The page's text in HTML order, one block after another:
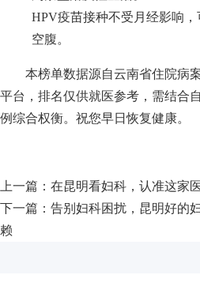
HPV疫苗接种不受月经影响
空腹。
本榜单数据源自云南省住院病
平台，排名仅供就医参考，需结合
例综合权衡。祝您早日恢复健康。
上一篇： 在昆明看妇科，认准这家
下一篇： 告别妇科困扰，昆明好的
赖